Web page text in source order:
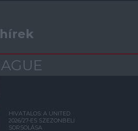
HIVATALOS: A UNITED
2026/27-ES SZEZONBELI
SORSOLÁSA